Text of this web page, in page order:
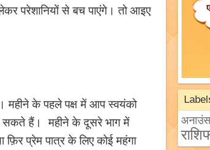
परेशानियों से बच पाएंगे। तो आइए
महीने के पहले पक्ष में आप स्वयंको
सकते हैं। महीने के दूसरे भाग में
फ़िर प्रेम पात्र के लिए कोई महंगा